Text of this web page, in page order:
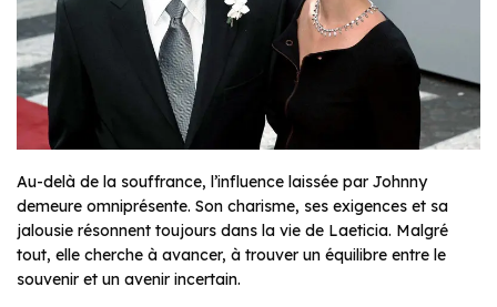
Au-delà de la souffrance, l’influence laissée par Johnny
demeure omniprésente. Son charisme, ses exigences et sa
jalousie résonnent toujours dans la vie de Laeticia. Malgré
tout, elle cherche à avancer, à trouver un équilibre entre le
souvenir et un avenir incertain.